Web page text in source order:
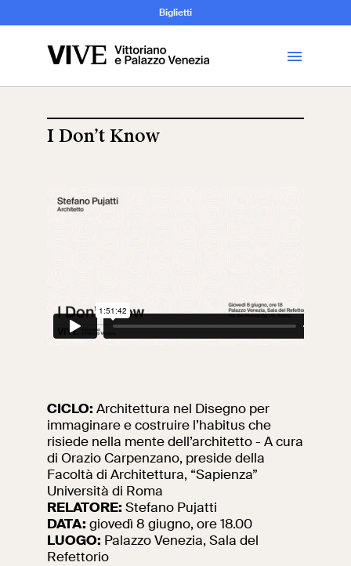
Educazione
Scuole
Cantiere aperto
Mostre ed eventi
Al centro di Roma
Video
Opere
Biglietti
I Don’t Know
CICLO: Architettura nel Disegno per
immaginare e costruire l’habitus che
risiede nella mente dell’architetto - A cura
di Orazio Carpenzano, preside della
Facoltà di Architettura, “Sapienza”
Università di Roma
RELATORE: Stefano Pujatti
DATA: giovedì 8 giugno, ore 18.00
LUOGO: Palazzo Venezia, Sala del
Refettorio